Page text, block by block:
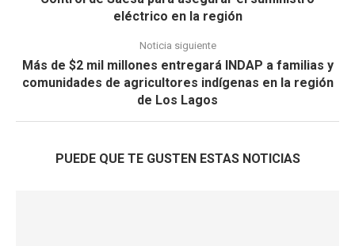
eléctrico en la región
Noticia siguiente
Más de $2 mil millones entregará INDAP a familias y
comunidades de agricultores indígenas en la región
de Los Lagos
PUEDE QUE TE GUSTEN ESTAS NOTICIAS